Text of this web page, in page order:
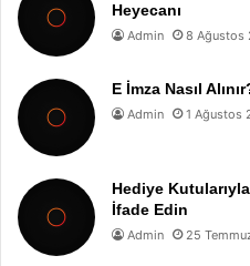
Heyecanı
Admin 8 Ağustos
E İmza Nasıl
Admin 1 Ağustos
Hediye
İfade Edin
Admin 25